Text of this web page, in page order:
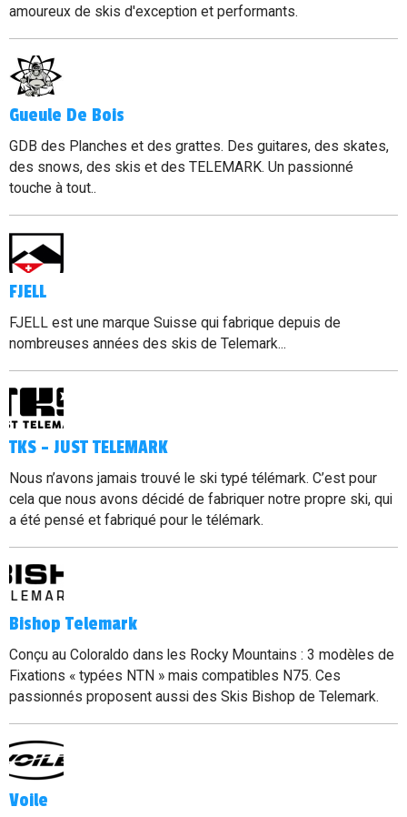
amoureux de skis d'exception et performants.
Gueule De Bois
GDB des Planches et des grattes. Des guitares, des skates,
des snows, des skis et des TELEMARK. Un passionné
touche à tout..
FJELL
FJELL est une marque Suisse qui fabrique depuis de
nombreuses années des skis de Telemark...
TKS - JUST TELEMARK
Nous n’avons jamais trouvé le ski typé télémark. C’est pour
cela que nous avons décidé de fabriquer notre propre ski, qui
a été pensé et fabriqué pour le télémark.
Bishop Telemark
Conçu au Coloraldo dans les Rocky Mountains : 3 modèles de
Fixations « typées NTN » mais compatibles N75. Ces
passionnés proposent aussi des Skis Bishop de Telemark.
Voile